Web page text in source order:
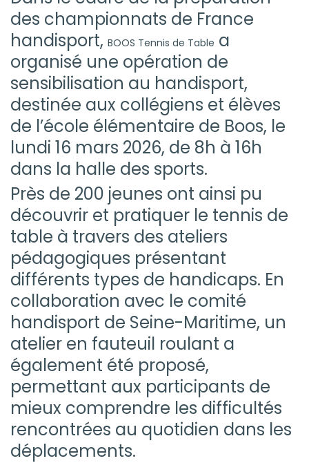
des championnats de France
handisport, BOOS Tennis de Table a
organisé une opération de
sensibilisation au handisport,
destinée aux collégiens et élèves
de l’école élémentaire de Boos, le
lundi 16 mars 2026, de 8h à 16h
dans la halle des sports.
Près de 200 jeunes ont ainsi pu
découvrir et pratiquer le tennis de
table à travers des ateliers
pédagogiques présentant
différents types de handicaps. En
collaboration avec le comité
handisport de Seine-Maritime, un
atelier en fauteuil roulant a
également été proposé,
permettant aux participants de
mieux comprendre les difficultés
rencontrées au quotidien dans les
déplacements.